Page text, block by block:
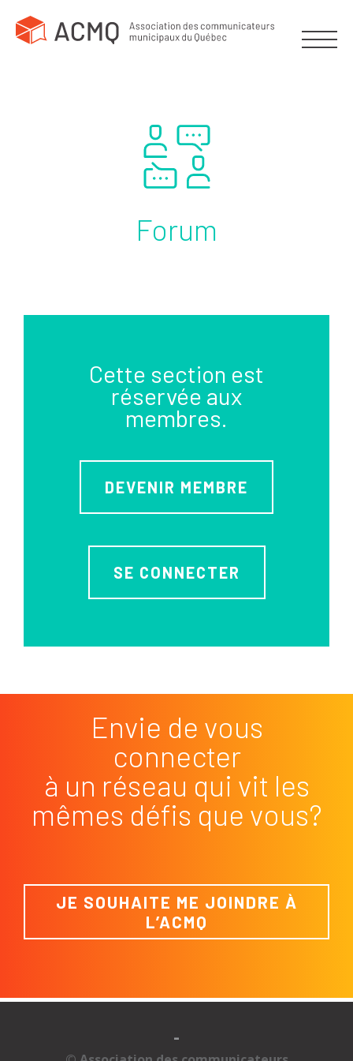
Forum
Cette section est
réservée aux
membres.
DEVENIR MEMBRE
SE CONNECTER
Envie de vous
connecter
à un réseau qui vit les
mêmes défis que vous?
JE SOUHAITE ME JOINDRE À
L’ACMQ
-